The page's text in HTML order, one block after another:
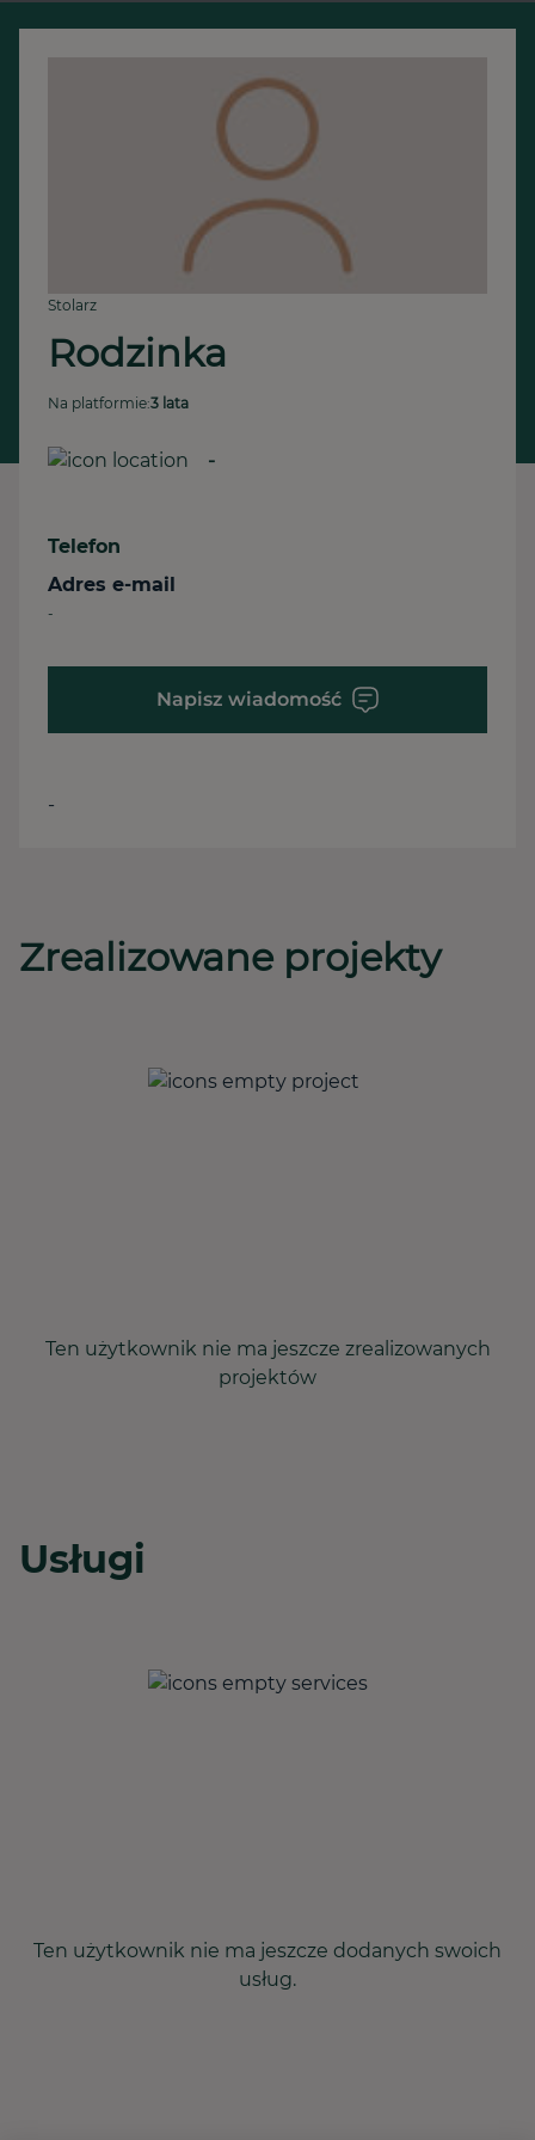
Stolarz
Rodzinka
Na platformie:3 lata
-
Telefon
Adres e-mail
-
Napisz wiadomość
-
Zrealizowane projekty
Ten użytkownik nie ma jeszcze zrealizowanych
projektów
Usługi
Ten użytkownik nie ma jeszcze dodanych swoich
usług.